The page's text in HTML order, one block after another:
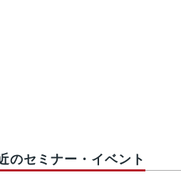
のセミナー・イベント